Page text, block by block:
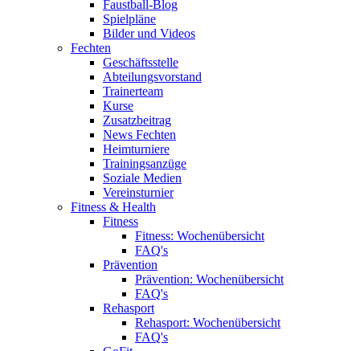
Faustball-Blog
Spielpläne
Bilder und Videos
Fechten
Geschäftsstelle
Abteilungsvorstand
Trainerteam
Kurse
Zusatzbeitrag
News Fechten
Heimturniere
Trainingsanzüge
Soziale Medien
Vereinsturnier
Fitness & Health
Fitness
Fitness: Wochenübersicht
FAQ's
Prävention
Prävention: Wochenübersicht
FAQ's
Rehasport
Rehasport: Wochenübersicht
FAQ's